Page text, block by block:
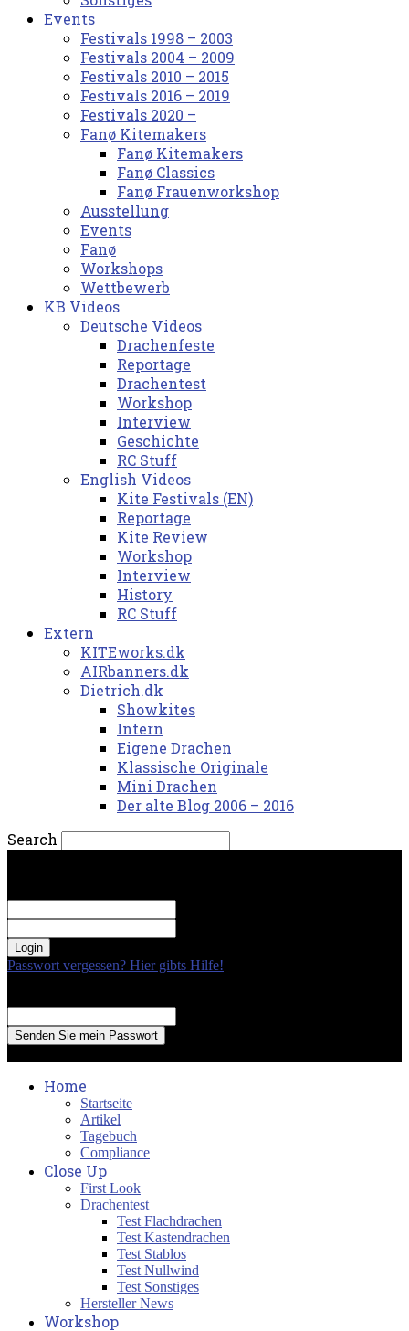
Events
Festivals 1998 – 2003
Festivals 2004 – 2009
Festivals 2010 – 2015
Festivals 2016 – 2019
Festivals 2020 –
Fanø Kitemakers
Fanø Kitemakers
Fanø Classics
Fanø Frauenworkshop
Ausstellung
Events
Fanø
Workshops
Wettbewerb
KB Videos
Deutsche Videos
Drachenfeste
Reportage
Drachentest
Workshop
Interview
Geschichte
RC Stuff
English Videos
Kite Festivals (EN)
Reportage
Kite Review
Workshop
Interview
History
RC Stuff
Extern
KITEworks.dk
AIRbanners.dk
Dietrich.dk
Showkites
Intern
Eigene Drachen
Klassische Originale
Mini Drachen
Der alte Blog 2006 – 2016
Search
Passwort vergessen? Hier gibts Hilfe!
Home
Startseite
Artikel
Tagebuch
Compliance
Close Up
First Look
Drachentest
Test Flachdrachen
Test Kastendrachen
Test Stablos
Test Nullwind
Test Sonstiges
Hersteller News
Workshop